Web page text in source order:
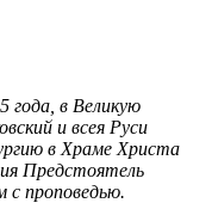
года, в Великую
и всея Руси
в Храме Христа
Предстоятель
с проповедью.